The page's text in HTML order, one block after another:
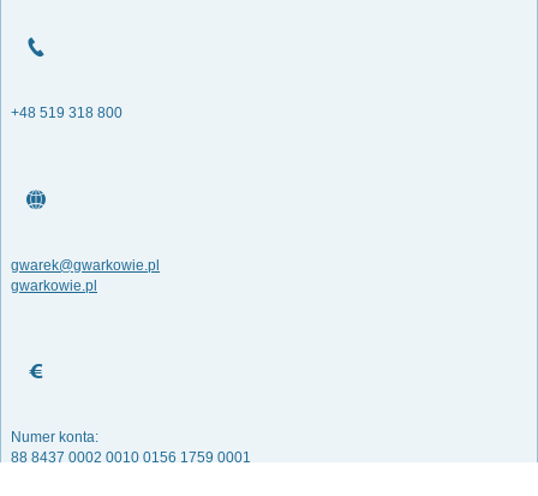
+48 519 318 800
gwarek@gwarkowie.pl
gwarkowie.pl
Numer konta:
88 8437 0002 0010 0156 1759 0001